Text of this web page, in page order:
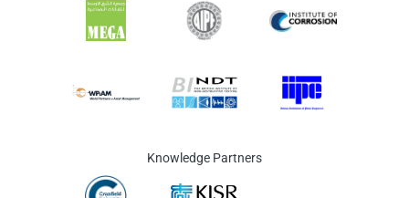
Knowledge Partners